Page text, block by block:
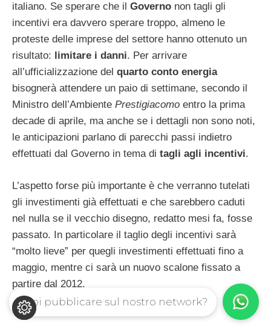
italiano. Se sperare che il Governo non tagli gli
incentivi era davvero sperare troppo, almeno le
proteste delle imprese del settore hanno ottenuto un
risultato: limitare i danni. Per arrivare
all’ufficializzazione del quarto conto energia
bisognerà attendere un paio di settimane, secondo il
Ministro dell’Ambiente Prestigiacomo entro la prima
decade di aprile, ma anche se i dettagli non sono noti,
le anticipazioni parlano di parecchi passi indietro
effettuati dal Governo in tema di tagli agli incentivi.
L’aspetto forse più importante è che verranno tutelati
gli investimenti già effettuati e che sarebbero caduti
nel nulla se il vecchio disegno, redatto mesi fa, fosse
passato. In particolare il taglio degli incentivi sarà
“molto lieve” per quegli investimenti effettuati fino a
maggio, mentre ci sarà un nuovo scalone fissato a
partire dal 2012.
Categorie
Italia, Rinnovabile
Vuoi pubblicare sul nostro network?